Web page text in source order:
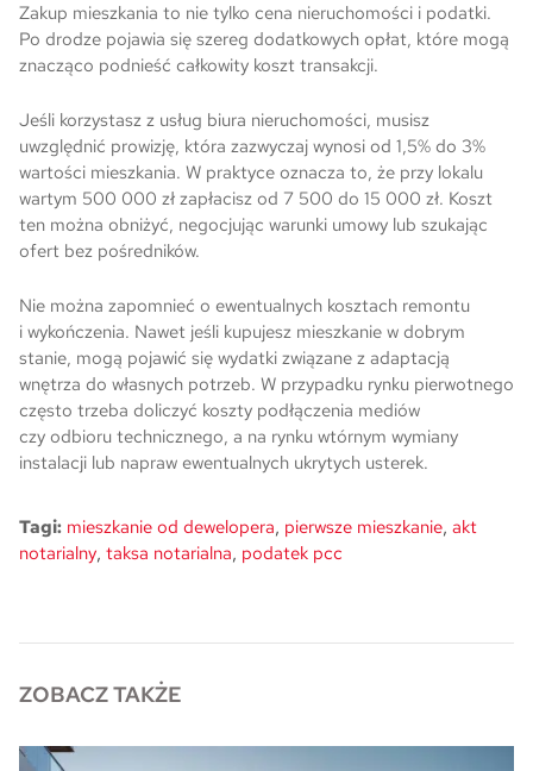
Zakup mieszkania to nie tylko cena nieruchomości i podatki.
Po drodze pojawia się szereg dodatkowych opłat, które mogą
znacząco podnieść całkowity koszt transakcji.
Jeśli korzystasz z usług biura nieruchomości, musisz
uwzględnić prowizję, która zazwyczaj wynosi od 1,5% do 3%
wartości mieszkania. W praktyce oznacza to, że przy lokalu
wartym 500 000 zł zapłacisz od 7 500 do 15 000 zł. Koszt
ten można obniżyć, negocjując warunki umowy lub szukając
ofert bez pośredników.
Nie można zapomnieć o ewentualnych kosztach remontu
i wykończenia. Nawet jeśli kupujesz mieszkanie w dobrym
stanie, mogą pojawić się wydatki związane z adaptacją
wnętrza do własnych potrzeb. W przypadku rynku pierwotnego
często trzeba doliczyć koszty podłączenia mediów
czy odbioru technicznego, a na rynku wtórnym wymiany
instalacji lub napraw ewentualnych ukrytych usterek.
Tagi: mieszkanie od dewelopera, pierwsze mieszkanie, akt
notarialny, taksa notarialna, podatek pcc
ZOBACZ TAKŻE